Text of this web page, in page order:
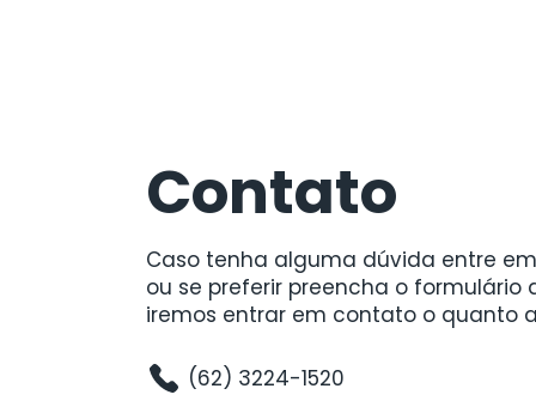
Contato
Caso tenha alguma dúvida entre
ou se preferir preencha o formulário
iremos entrar em contato o quanto
(62) 3224-1520